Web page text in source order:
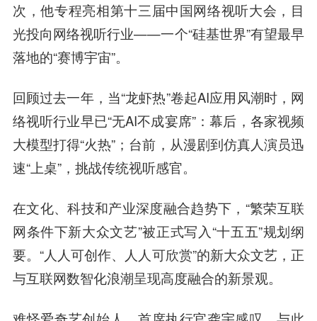
次，他专程亮相第十三届中国网络视听大会，目
光投向网络视听行业——一个“硅基世界”有望最早
落地的“赛博宇宙”。
回顾过去一年，当“龙虾热”卷起AI应用风潮时，网
络视听行业早已“无AI不成宴席”：幕后，各家视频
大模型打得“火热”；台前，从漫剧到仿真人演员迅
速“上桌”，挑战传统视听感官。
在文化、科技和产业深度融合趋势下，“繁荣互联
网条件下新大众文艺”被正式写入“十五五”规划纲
要。“人人可创作、人人可欣赏”的新大众文艺，正
与互联网数智化浪潮呈现高度融合的新景观。